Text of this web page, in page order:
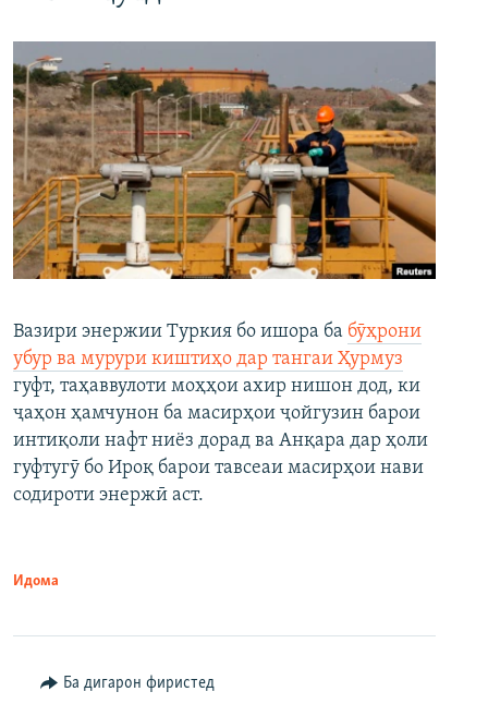
Вазири энержии Туркия бо ишора ба бӯҳрони
убур ва мурури киштиҳо дар тангаи Ҳурмуз
гуфт, таҳаввулоти моҳҳои ахир нишон дод, ки
ҷаҳон ҳамчунон ба масирҳои ҷойгузин барои
интиқоли нафт ниёз дорад ва Анқара дар ҳоли
гуфтугӯ бо Ироқ барои тавсеаи масирҳои нави
содироти энержӣ аст.
Идома
Ба дигарон фиристед